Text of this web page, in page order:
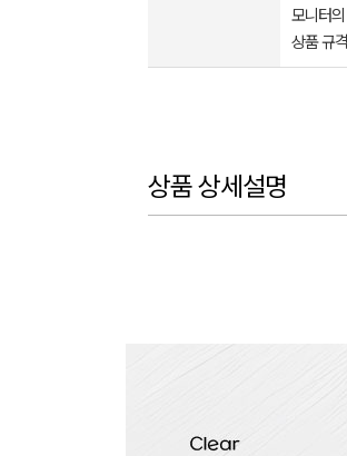
모니터
상품 규
상품 상세설명